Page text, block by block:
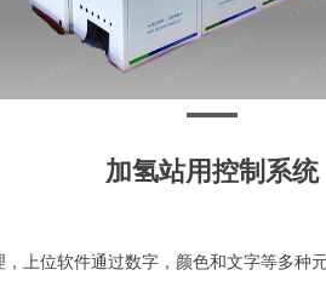
加氢站用控制系统
上位软件通过数字，颜色和文字等多种